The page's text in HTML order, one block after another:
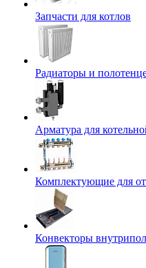
Запчасти для котлов
Радиаторы и
Арматура для
Комплектующие для
Конвекторы